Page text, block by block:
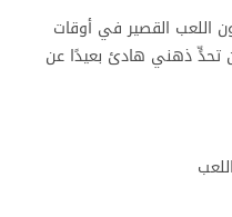
اللعب القصير في أوقات
تحدٍّ ذهني هادئ بعيدًا عن